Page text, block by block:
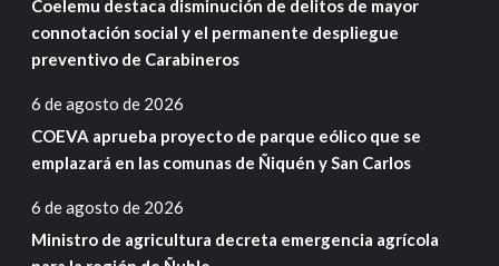
Coelemu destaca disminución de delitos de mayor
connotación social y el permanente despliegue
preventivo de Carabineros
6 de agosto de 2026
COEVA aprueba proyecto de parque eólico que se
emplazará en las comunas de Ñiquén y San Carlos
6 de agosto de 2026
Ministro de agricultura decreta emergencia agrícola